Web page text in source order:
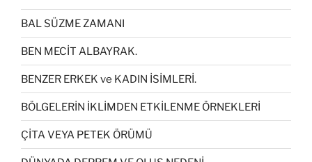
BAL SÜZME ZAMANI
BEN MECİT ALBAYRAK.
BENZER ERKEK ve KADIN İSİMLERİ.
BÖLGELERİN İKLİMDEN ETKİLENME ÖRNEKLERİ
ÇİTA VEYA PETEK ÖRÜMÜ